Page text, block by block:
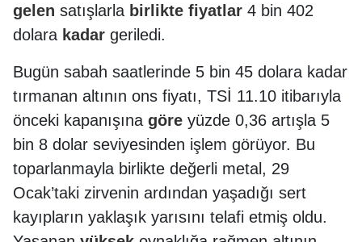
gelen satışlarla birlikte fiyatlar 4 bin 402
dolara kadar geriledi.
Bugün sabah saatlerinde 5 bin 45 dolara kadar
tırmanan altının ons fiyatı, TSİ 11.10 itibarıyla
önceki kapanışına göre yüzde 0,36 artışla 5
bin 8 dolar seviyesinden işlem görüyor. Bu
toparlanmayla birlikte değerli metal, 29
Ocak’taki zirvenin ardından yaşadığı sert
kayıpların yaklaşık yarısını telafi etmiş oldu.